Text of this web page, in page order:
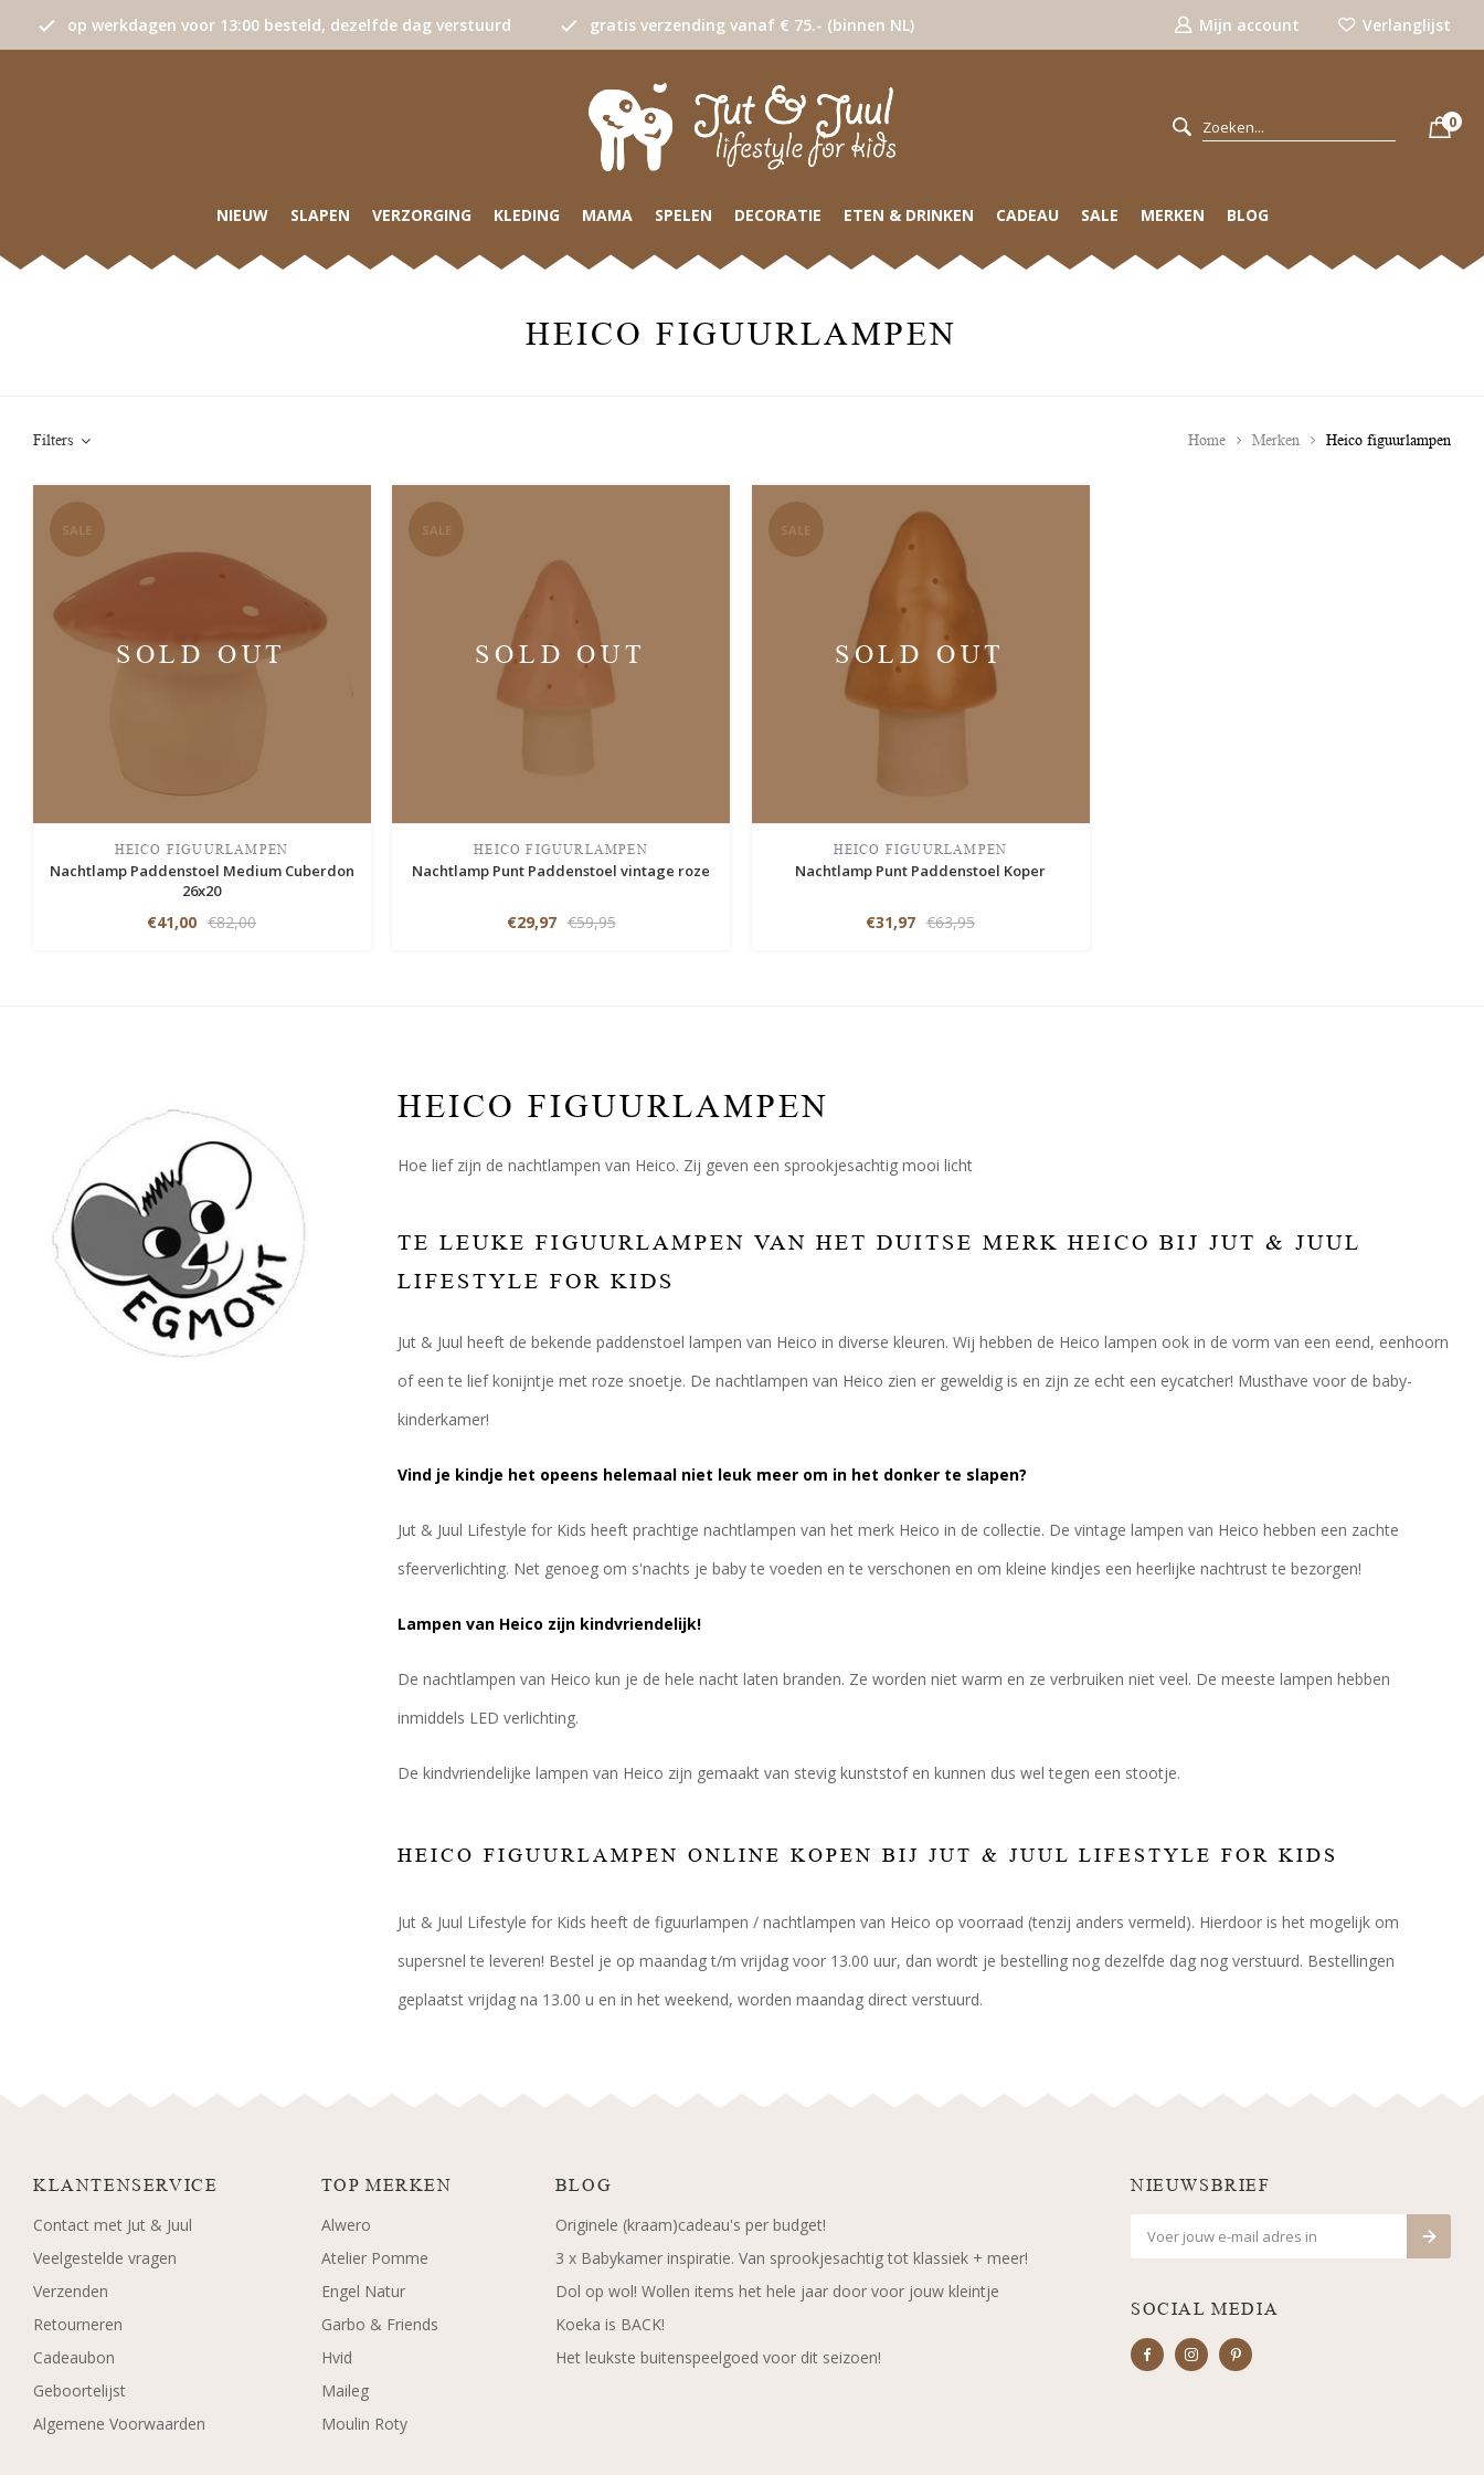
op werkdagen voor 13:00 besteld, dezelfde dag verstuurd gratis verzending vanaf € 75.- (binnen NL) Mijn account Verlanglijst
0
NIEUW SLAPEN VERZORGING KLEDING MAMA SPELEN DECORATIE ETEN & DRINKEN CADEAU SALE MERKEN BLOG
HEICO FIGUURLAMPEN
Filters Home Merken Heico figuurlampen
SALE
SOLD OUT
HEICO FIGUURLAMPEN
Nachtlamp Paddenstoel Medium Cuberdon
26x20
€41,00 €82,00
SALE
SOLD OUT
HEICO FIGUURLAMPEN
Nachtlamp Punt Paddenstoel vintage roze
€29,97 €59,95
SALE
SOLD OUT
HEICO FIGUURLAMPEN
Nachtlamp Punt Paddenstoel Koper
€31,97 €63,95
HEICO FIGUURLAMPEN
Hoe lief zijn de nachtlampen van Heico. Zij geven een sprookjesachtig mooi licht
TE LEUKE FIGUURLAMPEN VAN HET DUITSE MERK HEICO BIJ JUT & JUUL
LIFESTYLE FOR KIDS
Jut & Juul heeft de bekende paddenstoel lampen van Heico in diverse kleuren. Wij hebben de Heico lampen ook in de vorm van een eend, eenhoorn
of een te lief konijntje met roze snoetje. De nachtlampen van Heico zien er geweldig is en zijn ze echt een eycatcher! Musthave voor de baby-
kinderkamer!
Vind je kindje het opeens helemaal niet leuk meer om in het donker te slapen?
Jut & Juul Lifestyle for Kids heeft prachtige nachtlampen van het merk Heico in de collectie. De vintage lampen van Heico hebben een zachte
sfeerverlichting. Net genoeg om s'nachts je baby te voeden en te verschonen en om kleine kindjes een heerlijke nachtrust te bezorgen!
Lampen van Heico zijn kindvriendelijk!
De nachtlampen van Heico kun je de hele nacht laten branden. Ze worden niet warm en ze verbruiken niet veel. De meeste lampen hebben
inmiddels LED verlichting.
De kindvriendelijke lampen van Heico zijn gemaakt van stevig kunststof en kunnen dus wel tegen een stootje.
HEICO FIGUURLAMPEN ONLINE KOPEN BIJ JUT & JUUL LIFESTYLE FOR KIDS
Jut & Juul Lifestyle for Kids heeft de figuurlampen / nachtlampen van Heico op voorraad (tenzij anders vermeld). Hierdoor is het mogelijk om
supersnel te leveren! Bestel je op maandag t/m vrijdag voor 13.00 uur, dan wordt je bestelling nog dezelfde dag nog verstuurd. Bestellingen
geplaatst vrijdag na 13.00 u en in het weekend, worden maandag direct verstuurd.
KLANTENSERVICE
Contact met Jut & Juul
Veelgestelde vragen
Verzenden
Retourneren
Cadeaubon
Geboortelijst
Algemene Voorwaarden
TOP MERKEN
Alwero
Atelier Pomme
Engel Natur
Garbo & Friends
Hvid
Maileg
Moulin Roty
BLOG
Originele (kraam)cadeau's per budget!
3 x Babykamer inspiratie. Van sprookjesachtig tot klassiek + meer!
Dol op wol! Wollen items het hele jaar door voor jouw kleintje
Koeka is BACK!
Het leukste buitenspeelgoed voor dit seizoen!
NIEUWSBRIEF
SOCIAL MEDIA